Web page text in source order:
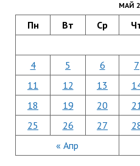
МАЙ
Пн Вт Ср
« Апр
4
5 6 7
11
12 13
18
19 20
25
26 27